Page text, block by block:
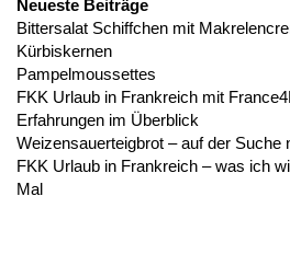
Neueste Beiträge
Bittersalat Schiffchen mit
Kürbiskernen
Pampelmoussettes
FKK Urlaub in Frankreich mit
Erfahrungen im Überblick
Weizensauerteigbrot – auf der Suche
FKK Urlaub in Frankreich – was ich
Mal